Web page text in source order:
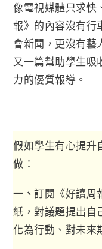
像電視媒體只求快
報》的內容沒有行
會新聞，更沒有藝
又一篇幫助學生吸
力的優質報導。
假如學生有心提升
做：
一、訂閱《好讀周
紙，對議題提出自
化為行動、對未來